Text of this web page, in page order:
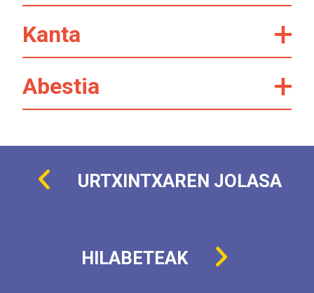
Kanta
Abestia
URTXINTXAREN JOLASA
HILABETEAK